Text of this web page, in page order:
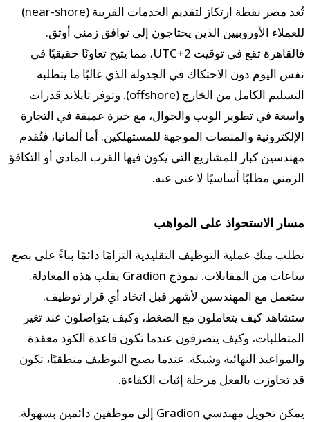
تُعد مصر نقطة ارتكاز لتقديم الخدمات القريبة (near-shore)
للعملاء الأوروبيين الذين يحتاجون إلى توافق زمني أوثق.
فالقاهرة تقع في توقيت UTC+2، مما يتيح تعاونًا حقيقيًا في
نفس اليوم دون الاحتكاك في الجدولة الذي غالبًا ما يتطلبه
التسليم الكامل من الخارج (offshore). وتوفر تايلاند قدرات
واسعة في تطوير الويب والجوال، مع خبرة عميقة في التجارة
الإلكترونية والمنصات الموجهة للمستهلكين. أما ألمانيا، فتُقدم
مهندسين كبار للمشاريع التي يكون فيها القرب المادي أو التكافؤ
الزمني مطلبًا أساسيًا لا غنى عنه.
مسار الاستحواذ على المواهب
تطلب منك عملية التوظيف التقليدية التزامًا دائمًا بناءً على بضع
ساعات من المقابلات. نموذج Gradion يقلب هذه المعادلة.
ستعمل مع المهندسين لأشهر قبل اتخاذ أي قرار توظيف.
ستشاهد كيف يتعاملون مع الضغط، وكيف يتواصلون عند تغير
المتطلبات، وكيف يتصرفون عندما تكون قاعدة الكود معقدة
والمواعيد النهائية وشيكة. عندما يصبح التوظيف منطقيًا، تكون
قد تجاوزت بالفعل مرحلة إثبات الكفاءة.
يمكن تحويل مهندسي Gradion إلى موظفين دائمين بسهولة.